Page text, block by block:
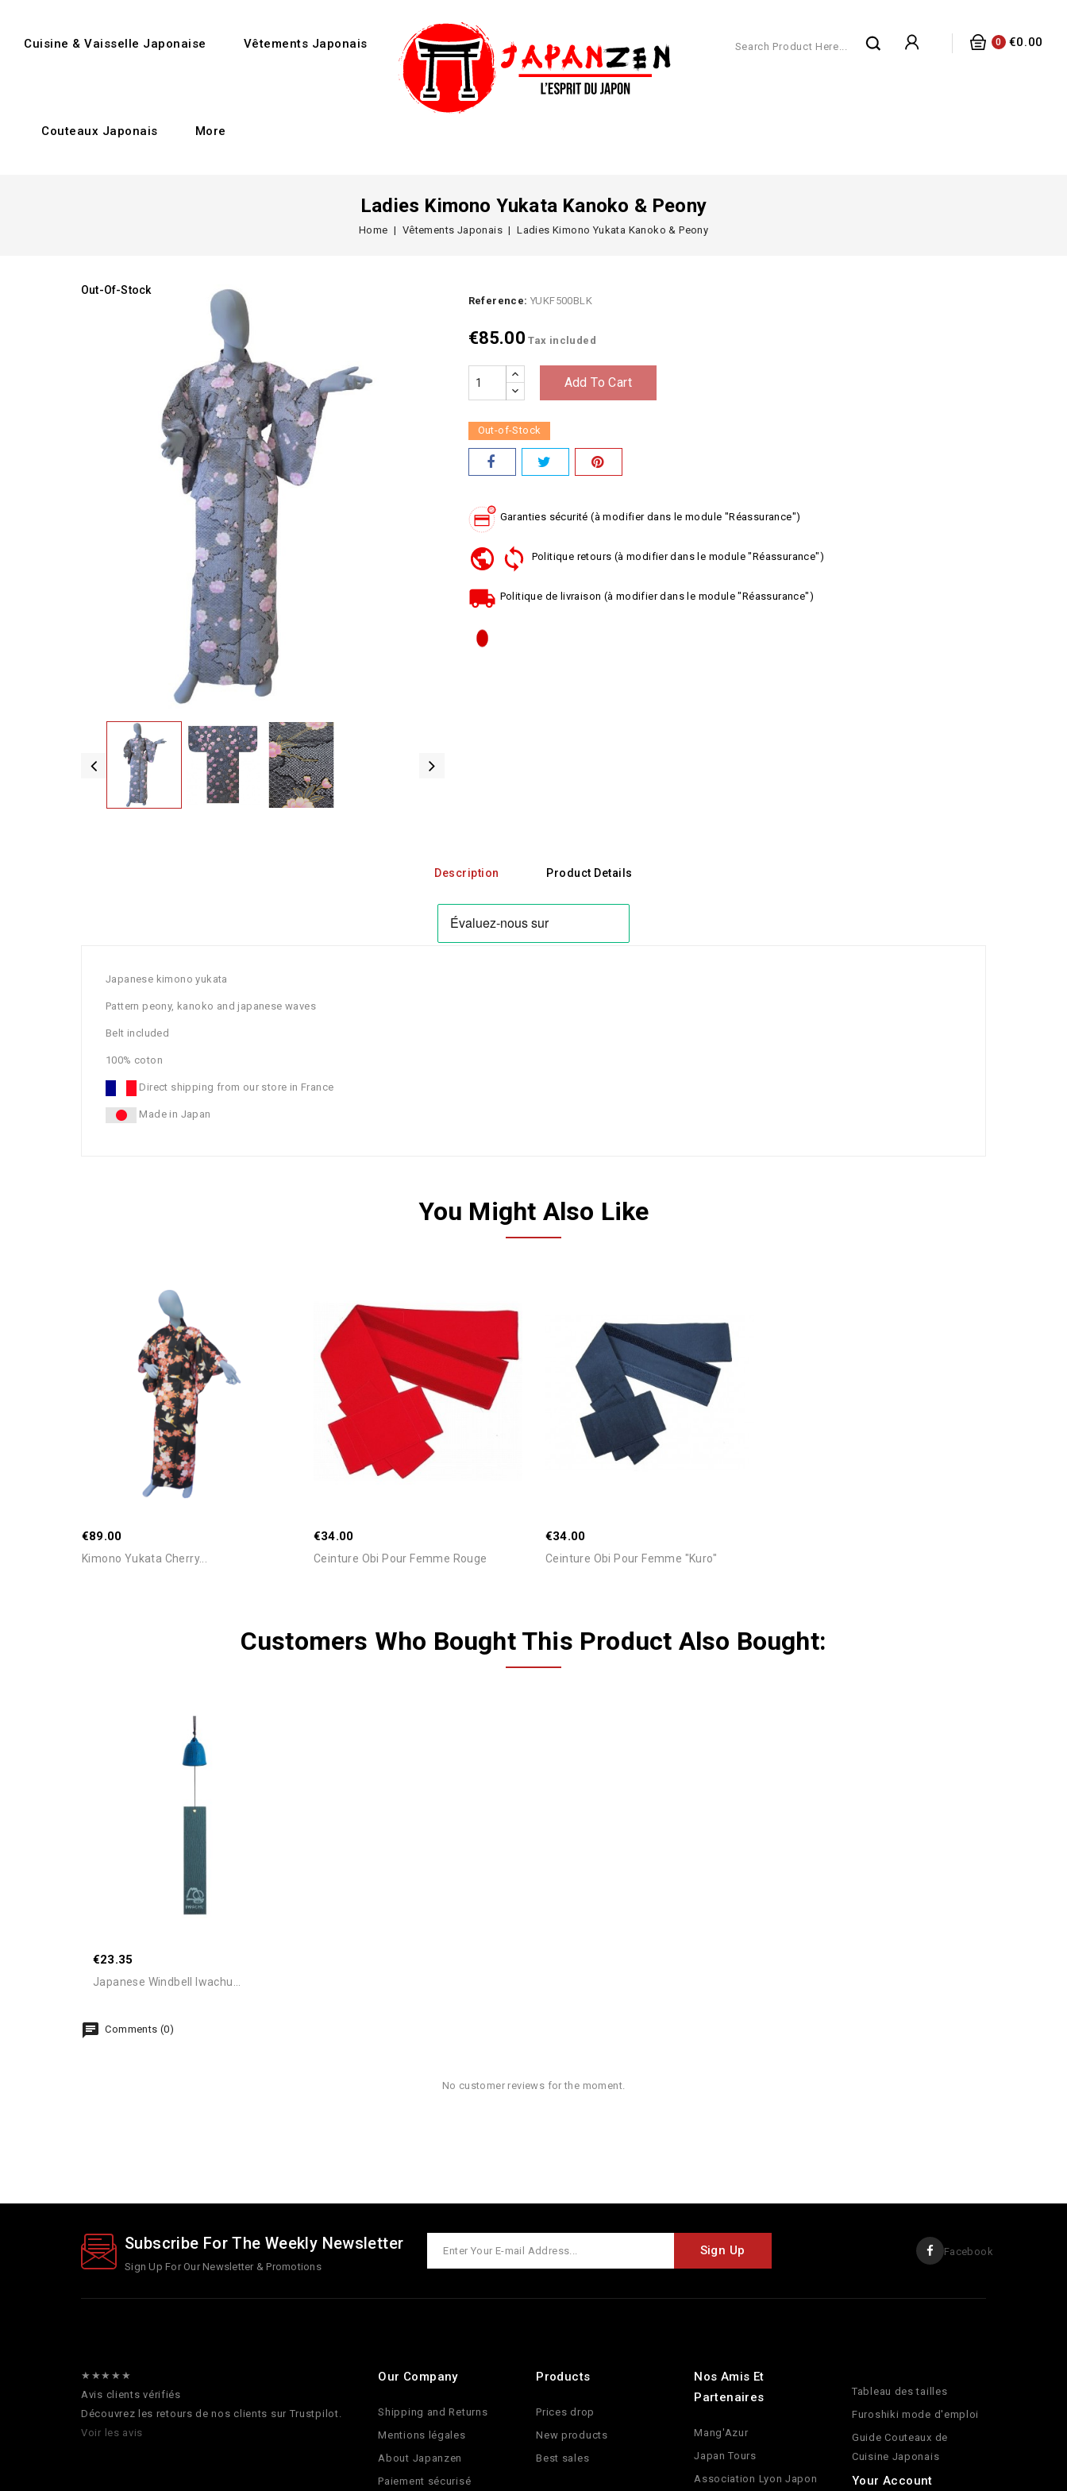
0 €0.00
Cuisine & Vaisselle Japonaise Vêtements Japonais
Couteaux Japonais More
Ladies Kimono Yukata Kanoko & Peony
Home Vêtements Japonais Ladies Kimono Yukata Kanoko & Peony
Out-Of-Stock
Reference: YUKF500BLK
€85.00 Tax included
Add To Cart
Out-of-Stock
Garanties sécurité (à modifier dans le module "Réassurance")
Politique retours (à modifier dans le module "Réassurance")
Politique de livraison (à modifier dans le module "Réassurance")
Description Product Details
Japanese kimono yukata
Pattern peony, kanoko and japanese waves
Belt included
100% coton
Direct shipping from our store in France
Made in Japan
You Might Also Like
€89.00
Kimono Yukata Cherry...
€34.00
Ceinture Obi Pour Femme Rouge
€34.00
Ceinture Obi Pour Femme "Kuro"
Customers Who Bought This Product Also Bought:
€23.35
Japanese Windbell Iwachu...
Comments (0)
No customer reviews for the moment.
Subscribe For The Weekly Newsletter
Sign Up For Our Newsletter & Promotions
Facebook
★★★★★
Avis clients vérifiés
Découvrez les retours de nos clients sur Trustpilot.
Voir les avis
Our Company
Shipping and Returns
Mentions légales
About Japanzen
Paiement sécurisé
Products
Prices drop
New products
Best sales
Nos Amis Et
Partenaires
Mang'Azur
Japan Tours
Association Lyon Japon
Tableau des tailles
Furoshiki mode d'emploi
Guide Couteaux de
Cuisine Japonais
Your Account